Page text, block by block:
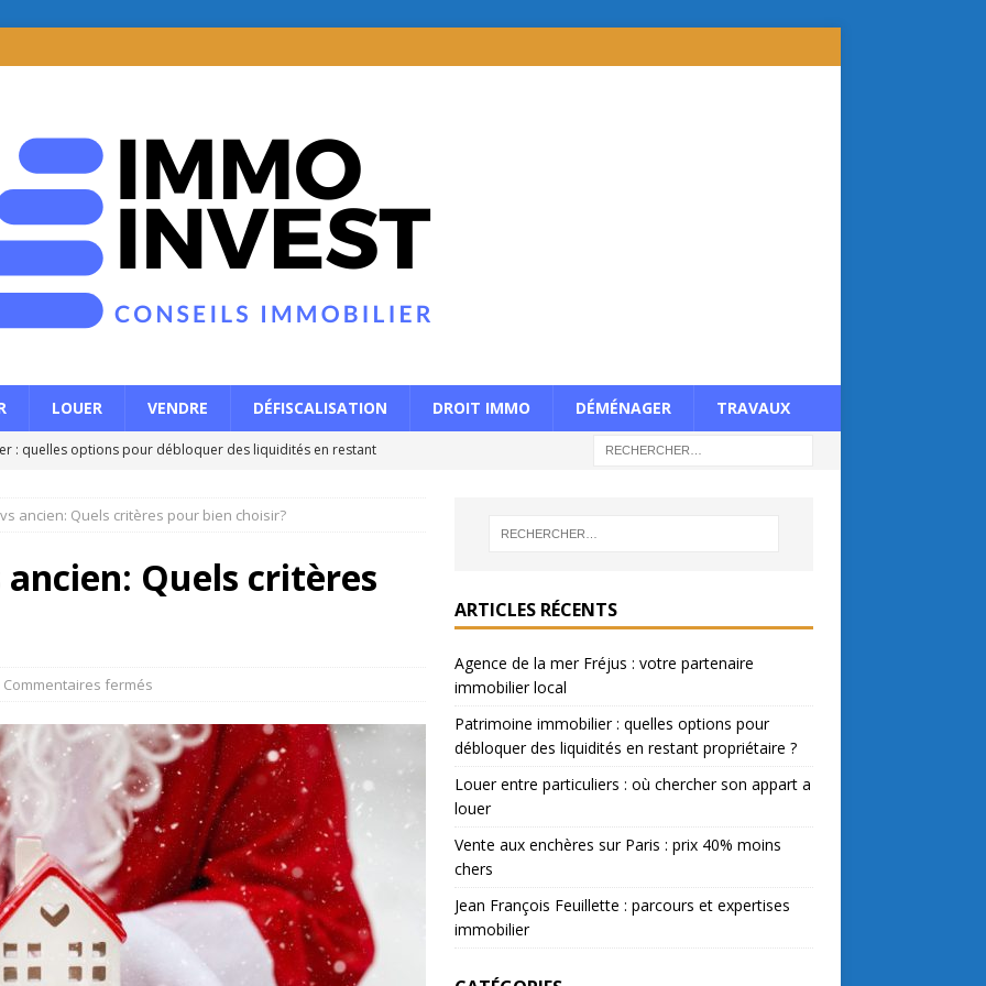
LOUER VENDRE DÉFISCALISATION DROIT IMMO DÉMÉNAGER TRAVAUX
: quelles options pour débloquer des liquidités en restant
: où chercher son appart a louer
LOUER
Paris : prix 40% moins chers
VENDRE
: parcours et expertises immobilier
: votre partenaire immobilier local
ancien: Quels critères pour bien choisir?
Quels critères
Commentaires fermés
ARTICLES RÉCENTS
Agence de la mer Fréjus : votre partenaire
immobilier local
Patrimoine immobilier : quelles options pour
débloquer des liquidités en restant propriétaire ?
Louer entre particuliers : où chercher son appart a
louer
Vente aux enchères sur Paris : prix 40% moins
chers
Jean François Feuillette : parcours et expertises
immobilier